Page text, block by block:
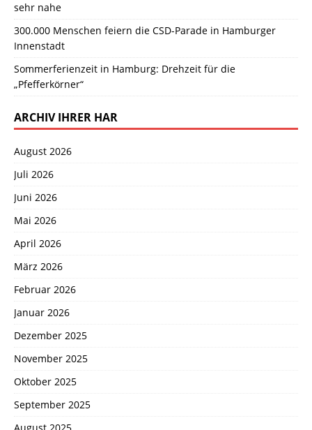
sehr nahe
300.000 Menschen feiern die CSD-Parade in Hamburger
Innenstadt
Sommerferienzeit in Hamburg: Drehzeit für die
„Pfefferkörner“
ARCHIV IHRER HAR
August 2026
Juli 2026
Juni 2026
Mai 2026
April 2026
März 2026
Februar 2026
Januar 2026
Dezember 2025
November 2025
Oktober 2025
September 2025